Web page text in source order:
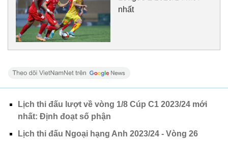
nhất
Lịch thi đấu lượt về vòng 1/8 Cúp C1 2023/24 mới
nhất: Định đoạt số phận
Lịch thi đấu Ngoại hạng Anh 2023/24 - Vòng 26